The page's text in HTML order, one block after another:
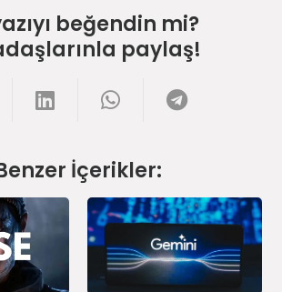
beğendin mi?
paylaş!
İçerikler: